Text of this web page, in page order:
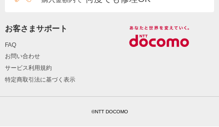
お客さまサポート
FAQ
お問い合わせ
サービス利用規約
特定商取引法に基づく表示
©NTT DOCOMO